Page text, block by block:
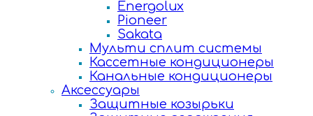
Energolux
Pioneer
Sakata
Мульти сплит системы
Кассетные кондиционеры
Канальные кондиционеры
Аксессуары
Защитные козырьки